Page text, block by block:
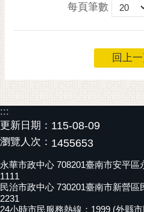
每頁筆數
回上
:::
更新日期： 115-08-09
瀏覽人次： 1455653
永華市政中心 708201臺南市安平
1111
民治市政中心 730201臺南市新營
2231
24小時市民服務熱線：1999 (外縣